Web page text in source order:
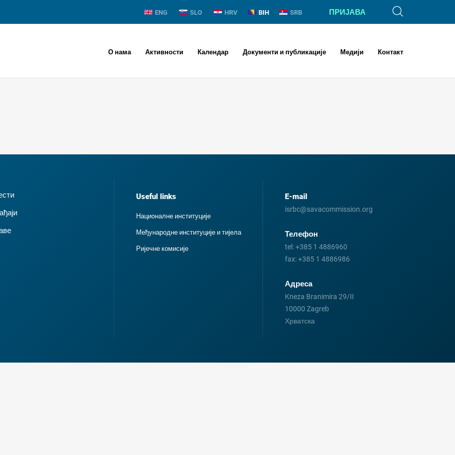
ENG SLO HRV BIH SRB ПРИЈАВА
О нама Активности Календар Документи и публикације Медији Контакт
Useful links
Националне институције
Међународне институције и тиjела
Ријечне комисије
E-mail
isrbc@savacommission.org
Телефон
tel:+385 1 4886960
fax:+385 1 4886986
Адреса
Kneza Branimira 29/II
10000 Zagreb
Хрватска